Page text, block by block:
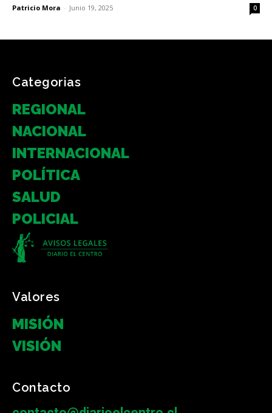
Patricio Mora - Junio 19, 2025 0
Categorias
REGIONAL
NACIONAL
INTERNACIONAL
POLÍTICA
SALUD
POLICIAL
Valores
MISIÓN
VISIÓN
Contacto